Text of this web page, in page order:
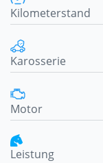
Kilometerstand
Karosserie
Motor
Leistung